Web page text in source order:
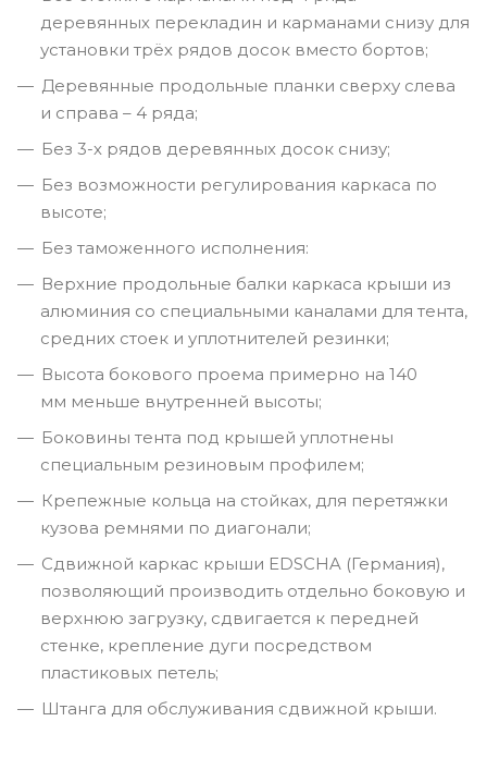
деревянных перекладин и карманами снизу для
установки трёх рядов досок вместо бортов;
Деревянные продольные планки сверху слева
и справа – 4 ряда;
Без 3-х рядов деревянных досок снизу;
Без возможности регулирования каркаса по
высоте;
Без таможенного исполнения:
Верхние продольные балки каркаса крыши из
алюминия со специальными каналами для тента,
средних стоек и уплотнителей резинки;
Высота бокового проема примерно на 140
мм меньше внутренней высоты;
Боковины тента под крышей уплотнены
специальным резиновым профилем;
Крепежные кольца на стойках, для перетяжки
кузова ремнями по диагонали;
Сдвижной каркас крыши EDSCHA (Германия),
позволяющий производить отдельно боковую и
верхнюю загрузку, сдвигается к передней
стенке, крепление дуги посредством
пластиковых петель;
Штанга для обслуживания сдвижной крыши.